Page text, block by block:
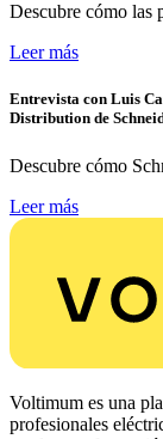
Descubre cómo las
Leer más
Entrevista con Luis
Distribution de
Descubre cómo
Leer más
Voltimum es una
profesionales